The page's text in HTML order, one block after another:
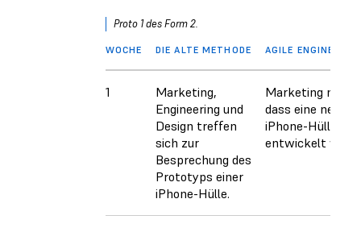
Proto 1 des Form 2.
WOCHE DIE ALTE METHODE AGILE
1
Marketing,
Engineering und
Design treffen
sich zur
Besprechung des
Prototyps einer
iPhone-Hülle.
Marketing
dass eine neue
iPhone-Hülle
entwickelt wird.